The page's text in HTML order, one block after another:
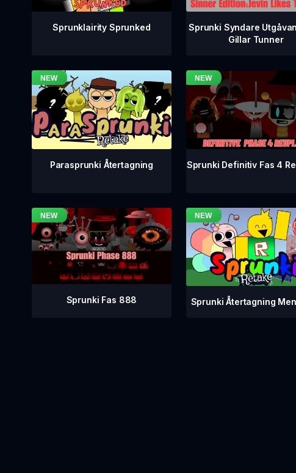
Sprunklairity Sprunked
Sprunki Syndare
Gillar Tunner
Parasprunki Återtagning Sprunki Definitiv Fas 4
Sprunki Fas 888 Sprunki Återtagning